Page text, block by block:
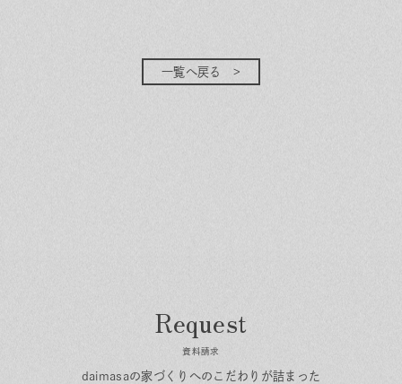
一覧へ戻る
資料請求
daimasaの家づくりへのこだわりが詰まった